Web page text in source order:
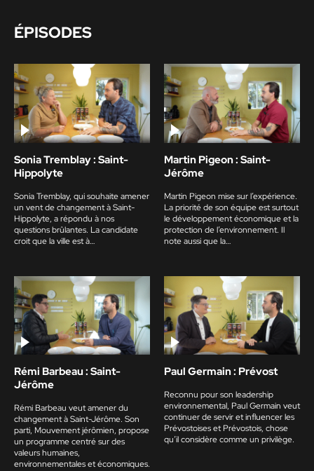
ÉPISODES
Sonia Tremblay : Saint-
Hippolyte
Sonia Tremblay, qui souhaite amener
un vent de changement à Saint-
Hippolyte, a répondu à nos
questions brûlantes. La candidate
croit que la ville est à…
Martin Pigeon : Saint-
Jérôme
Martin Pigeon mise sur l’expérience.
La priorité de son équipe est surtout
le développement économique et la
protection de l’environnement. Il
note aussi que la…
Rémi Barbeau : Saint-
Jérôme
Rémi Barbeau veut amener du
changement à Saint-Jérôme. Son
parti, Mouvement jérômien, propose
un programme centré sur des
valeurs humaines,
environnementales et économiques.
Paul Germain : Prévost
Reconnu pour son leadership
environnemental, Paul Germain veut
continuer de servir et influencer les
Prévostoises et Prévostois, chose
qu’il considère comme un privilège.